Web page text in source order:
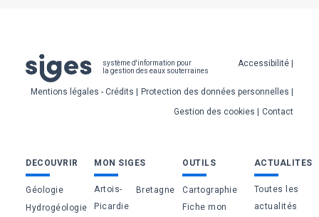
système d'information pour
la gestion des eaux souterraines
Pied
de
page
Accessibilité
Mentions légales - Crédits
Protection des données personnelles
Gestion des cookies
Contact
Bas
de
page
DECOUVRIR
Géologie
Hydrogéologie
MON SIGES
Artois-
Picardie
Bretagne
OUTILS
Cartographie
Fiche mon
ACTUALITES
Toutes les
actualités